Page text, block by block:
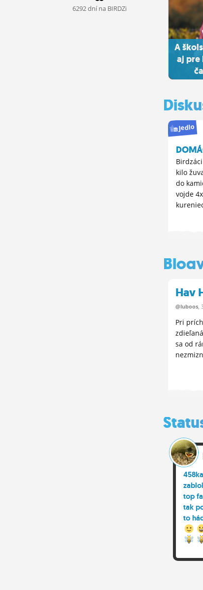
6292 dní na BIRDZi
A
aj pre
Jedlo
kilo
do
vojde
Hav
@luboos ,
Pri
sa od
top
tak
to